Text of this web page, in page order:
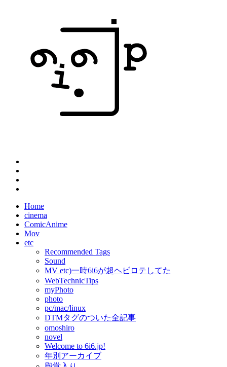
Home
cinema
ComicAnime
Mov
etc
Recommended Tags
Sound
MV etc)一時6i6が超ヘビロテしてた
WebTechnicTips
myPhoto
photo
pc/mac/linux
DTMタグのついた全記事
omoshiro
novel
Welcome to 6i6.jp!
年別アーカイブ